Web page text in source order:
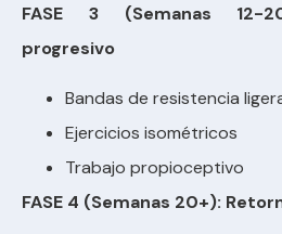
FASE 3 (Semanas 12-
progresivo
Bandas de resistencia
Ejercicios isométricos
Trabajo propioceptivo
FASE 4 (Semanas 20+):